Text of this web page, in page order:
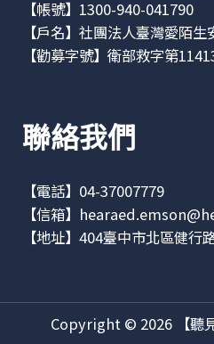
【帳號】1300-940-041790
【戶名】社團法人臺灣愛陌
【勸募字號】衛部救字第
聯絡我們
【電話】04-37007779
【信箱】
【地址】 404臺中市北區健行
Copyright © 2026 【聽